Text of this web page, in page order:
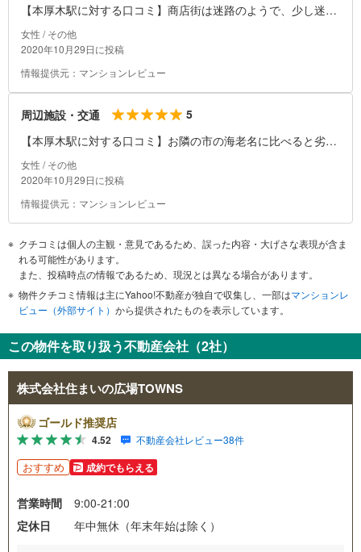
【本厚木駅に対する口コミ】商店街は迷路のようで、少し迷い
ます。駅前は広いですが、交通量が非常に多いです。栄えてい
る北口とは反対に、南口は静かです。夜は少し怖いので行かな
女性 / その他
2020年10月29日に投稿
情報提供元：マンションレビュー
周辺施設・交通
5
【本厚木駅に対する口コミ】お隣の市の海老名に比べると劣り
ますが、駅は大きくて生活には十分です。駅直結の大きなミロ
ード、ミスドやパン屋さん、飲食店や居酒屋もあります。少し
ーズやオーケーなどのスーパー。商店街にはマクドナルドなど
のファーストフード、居酒屋、スターバックスなどのカフェ、
ファミリーレストランもあります。多数の薬局やコンビにもあ
り、駅周辺には多数のお店が凝縮されています。広場に交番が
あります。
女性 / その他
2020年10月29日に投稿
情報提供元：マンションレビュー
クチコミは個人の主観・意見であるため、誤った内容・大げさな表現が含ま
れる可能性があります。
また、投稿時点の情報であるため、現況とは異なる場合があります。
物件クチコミ情報は主にYahoo!不動産が独自で収集し、一部はマンションレ
ビュー（外部サイト） から提供されたものを表示しています。
この物件を取り扱う不動産会社（2社）
株式会社住まいの広場TOWNS
ゴールド推奨店
4.52 不動産会社レビュー38件
おすすめ 成約でもらえる
営業時間
9:00-21:00
定休日
年中無休（年末年始は除く）